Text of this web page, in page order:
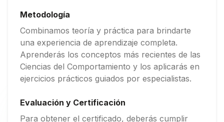
Metodología
Combinamos teoría y práctica para brindarte
una experiencia de aprendizaje completa.
Aprenderás los conceptos más recientes de las
Ciencias del Comportamiento y los aplicarás en
ejercicios prácticos guiados por especialistas.
Evaluación y Certificación
Para obtener el certificado, deberás cumplir